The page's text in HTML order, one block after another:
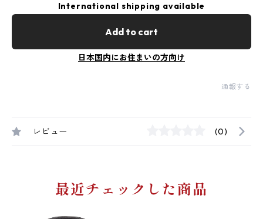
International shipping available
Add to cart
日本国内にお住まいの方向け
通報する
レビュー (0)
最近チェックした商品